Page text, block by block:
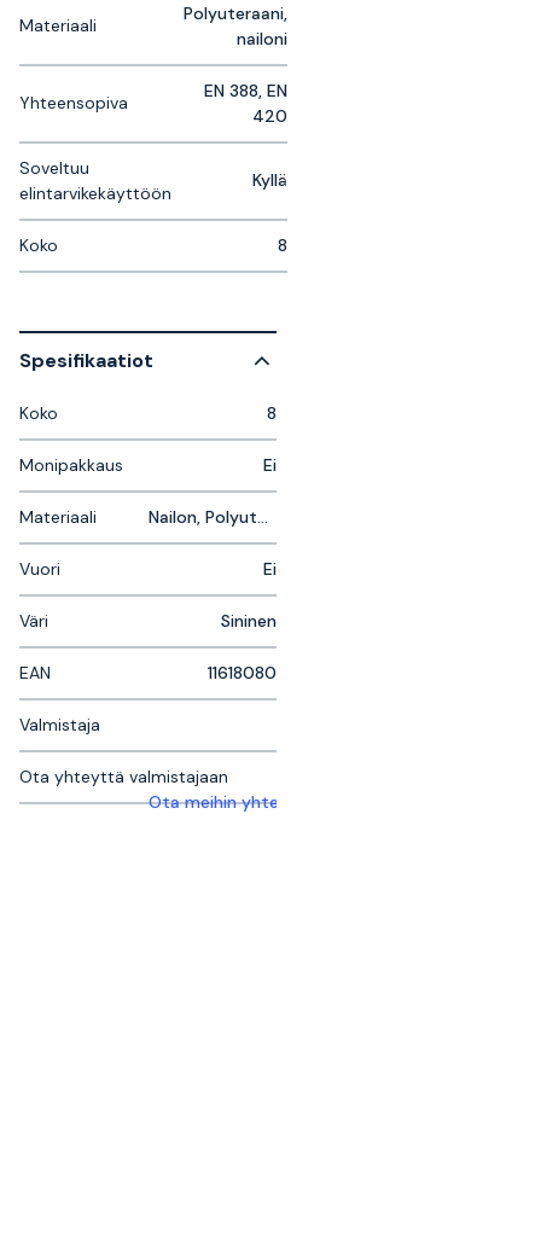
Materiaali
Polyuteraani,
nailoni
Yhteensopiva
EN 388, EN
420
Soveltuu
elintarvikekäyttöön
Kyllä
Koko 8
Spesifikaatiot
Koko 8
Monipakkaus Ei
Materiaali
Vuori Ei
Väri Sininen
EAN 11618080
Valmistaja
Ota yhteyttä valmistajaan
Ota meihin yhteyttä saadaksesi lisätietoja